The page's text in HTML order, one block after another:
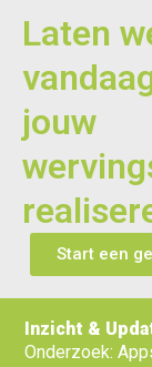
Laten
jouw
Start een
Inzicht &
Onderzoek: